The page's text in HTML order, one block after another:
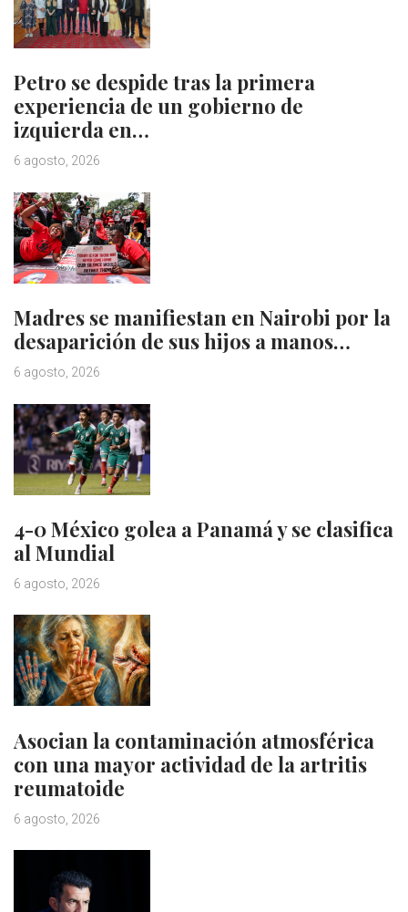
Petro se despide tras la primera
experiencia de un gobierno de
izquierda en…
6 agosto, 2026
Madres se manifiestan en Nairobi por la
desaparición de sus hijos a manos…
6 agosto, 2026
4-0 México golea a Panamá y se clasifica
al Mundial
6 agosto, 2026
Asocian la contaminación atmosférica
con una mayor actividad de la artritis
reumatoide
6 agosto, 2026